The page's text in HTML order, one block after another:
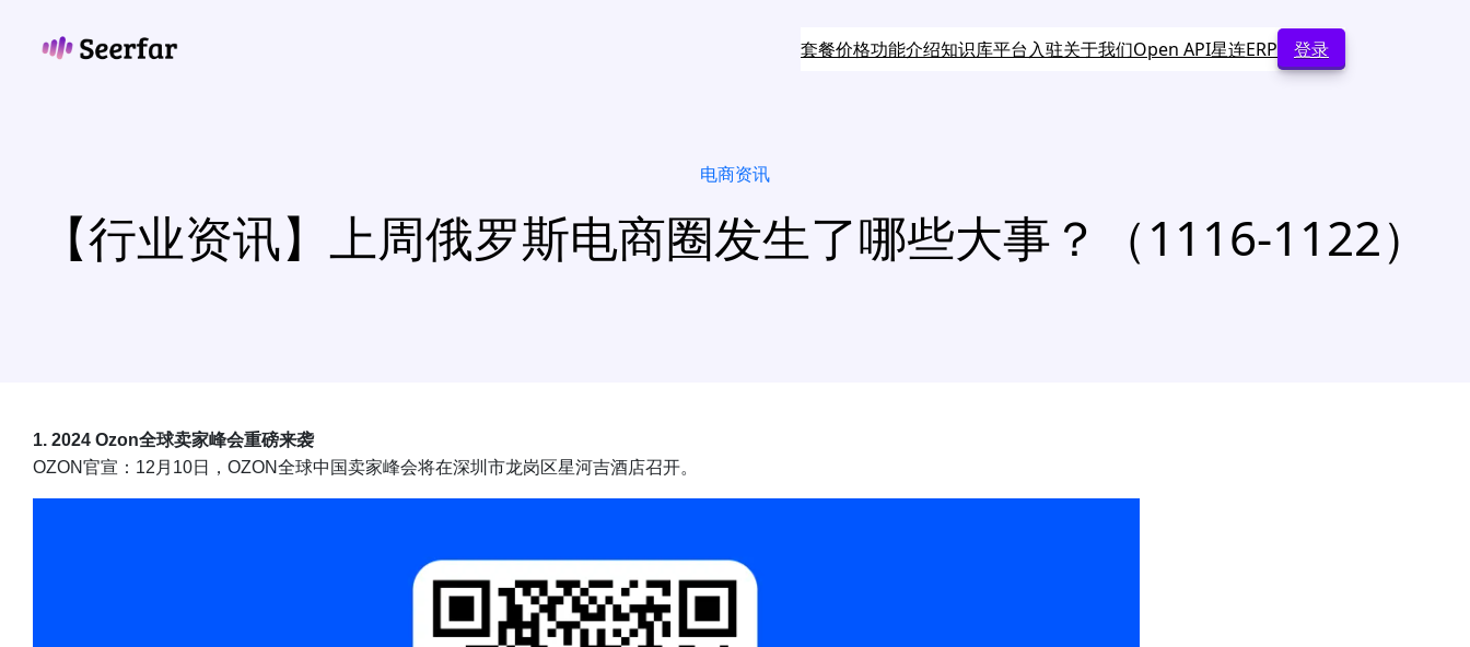
套餐价格功能介绍知识库平台入驻关于我们Open API星连ERP 登录
电商资讯
【行业资讯】上周俄罗斯电商圈发生了哪些大事？（1116-1122）
1. 2024 Ozon全球卖家峰会重磅来袭
OZON官宣：12月10日，OZON全球中国卖家峰会将在深圳市龙岗区星河吉酒店召开。